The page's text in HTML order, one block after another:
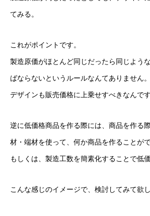
てみる。
これがポイントです。
製造原価がほとんど同じだったら同じよう
ばならないというルールなんてありません。
デザインも販売価格に上乗せすべきなんです
逆に低価格商品を作る際には、商品を作る
材・端材を使って、何か商品を作ることが
もしくは、製造工数を簡素化することで低
こんな感じのイメージで、検討してみて欲